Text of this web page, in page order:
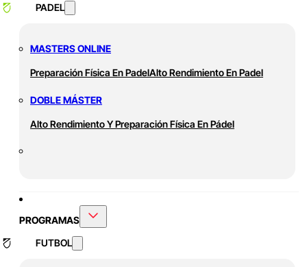
PADEL
MASTERS ONLINE
Preparación Física En PadelAlto Rendimiento En Padel
DOBLE MÁSTER
Alto Rendimiento Y Preparación Física En Pádel
PROGRAMAS
FUTBOL